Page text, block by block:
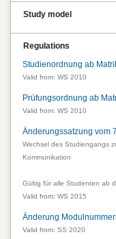
Study model
Regulations
Studienordnung ab
Valid from: WS 2010
Prüfungsordnung ab
Valid from: WS 2010
Änderungssatzung vom
Wechsel des Studiengangs
Kommunikation
Gültig für alle Studenten ab
Valid from: WS 2015
Änderung
Valid from: SS 2020